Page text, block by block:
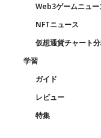
Web3ゲームニュー
NFTニュース
仮想通貨チャート
学習
ガイド
レビュー
特集